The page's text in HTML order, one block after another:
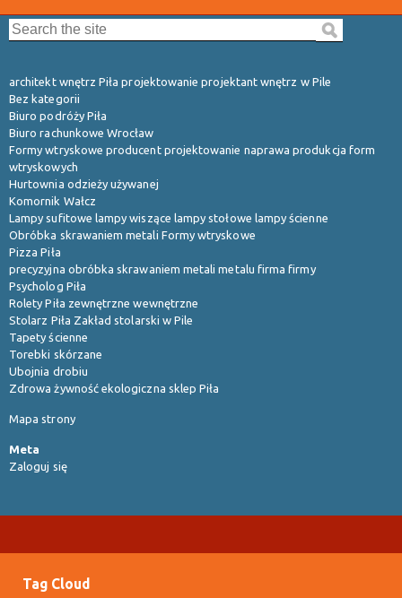
architekt wnętrz Piła projektowanie projektant wnętrz w Pile
Bez kategorii
Biuro podróży Piła
Biuro rachunkowe Wrocław
Formy wtryskowe producent projektowanie naprawa produkcja form
wtryskowych
Hurtownia odzieży używanej
Komornik Wałcz
Lampy sufitowe lampy wiszące lampy stołowe lampy ścienne
Obróbka skrawaniem metali Formy wtryskowe
Pizza Piła
precyzyjna obróbka skrawaniem metali metalu firma firmy
Psycholog Piła
Rolety Piła zewnętrzne wewnętrzne
Stolarz Piła Zakład stolarski w Pile
Tapety ścienne
Torebki skórzane
Ubojnia drobiu
Zdrowa żywność ekologiczna sklep Piła
Mapa strony
Meta
Zaloguj się
Tag Cloud